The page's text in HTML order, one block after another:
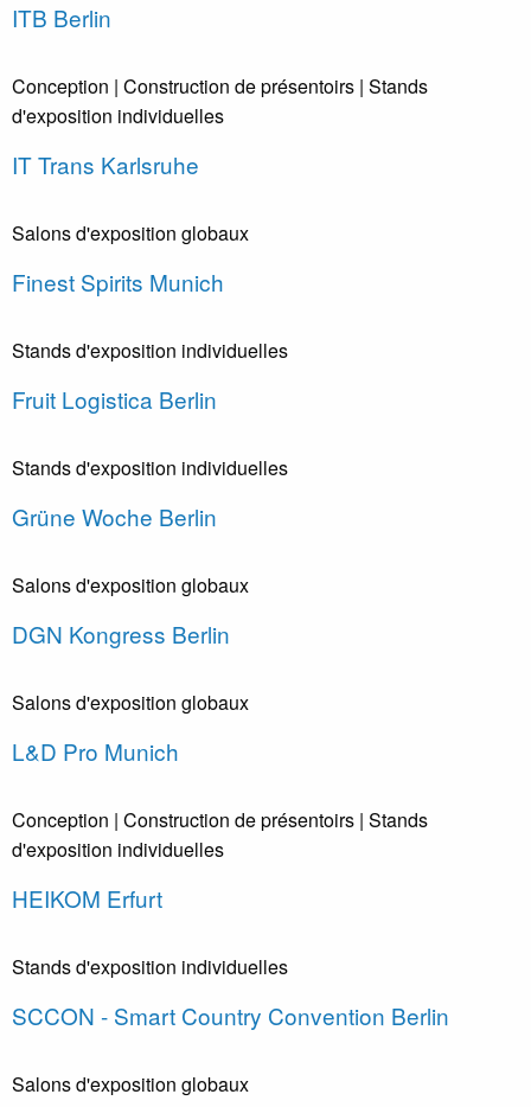
ITB Berlin
Conception | Construction de présentoirs | Stands
d'exposition individuelles
IT Trans Karlsruhe
Salons d'exposition globaux
Finest Spirits Munich
Stands d'exposition individuelles
Fruit Logistica Berlin
Stands d'exposition individuelles
Grüne Woche Berlin
Salons d'exposition globaux
DGN Kongress Berlin
Salons d'exposition globaux
L&D Pro Munich
Conception | Construction de présentoirs | Stands
d'exposition individuelles
HEIKOM Erfurt
Stands d'exposition individuelles
SCCON - Smart Country Convention Berlin
Salons d'exposition globaux